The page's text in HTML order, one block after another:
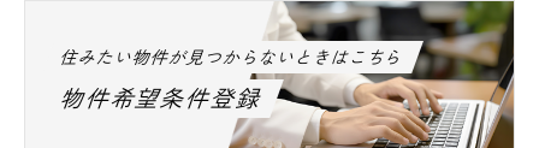
住みたい物件が見つからないときはこちら
物件希望条件登録